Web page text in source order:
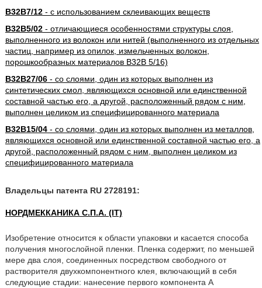
B32B7/12- с использованием склеивающих веществ
B32B5/02- отличающиеся особенностями структуры слоя,
выполненного из волокон или нитей (выполненного из отдельных
частиц, например из опилок, измельченных волокон,
порошкообразных материалов B32B 5/16)
B32B27/06- со слоями, один из которых выполнен из
синтетических смол, являющихся основной или единственной
составной частью его, а другой, расположенный рядом с ним,
выполнен целиком из специфицированного материала
B32B15/04- со слоями, один из которых выполнен из металлов,
являющихся основной или единственной составной частью его, а
другой, расположенный рядом с ним, выполнен целиком из
специфицированного материала
Владельцы патента RU 2728191:
НОРДМЕККАНИКА С.П.А. (IT)
Изобретение относится к области упаковки и касается способа
получения многослойной пленки. Пленка содержит, по меньшей
мере два слоя, соединенных посредством свободного от
растворителя двухкомпонентного клея, включающий в себя
следующие стадии: нанесение первого компонента А